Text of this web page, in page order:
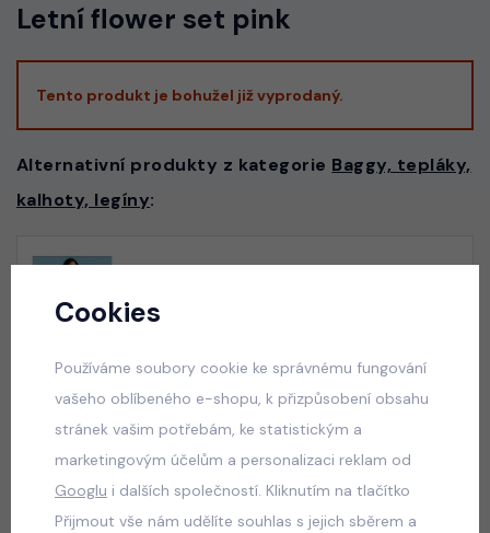
Letní flower set pink
Tento produkt je bohužel již vyprodaný.
Alternativní produkty z kategorie Baggy, tepláky,
kalhoty, legíny:
skladem
Graphite streetwear souprava
skladem
599 Kč
Cookies
Používáme soubory cookie ke správnému fungování
vašeho oblíbeného e-shopu, k přizpůsobení obsahu
stránek vašim potřebám, ke statistickým a
marketingovým účelům a personalizaci reklam od
Googlu i dalších společností. Kliknutím na tlačítko
Přijmout vše nám udělíte souhlas s jejich sběrem a